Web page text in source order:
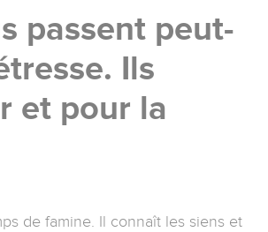
passent peut-
Ils
et pour la
de famine. Il connaît les siens et